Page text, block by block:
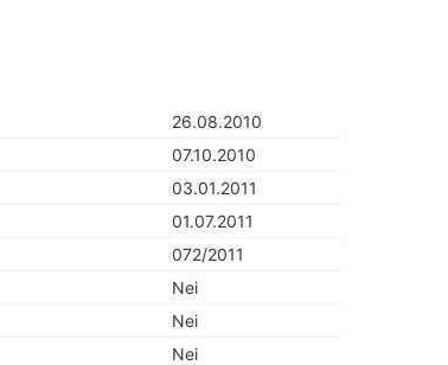
26.08.2010
07.10.2010
03.01.2011
01.07.2011
072/2011
Nei
Nei
Nei